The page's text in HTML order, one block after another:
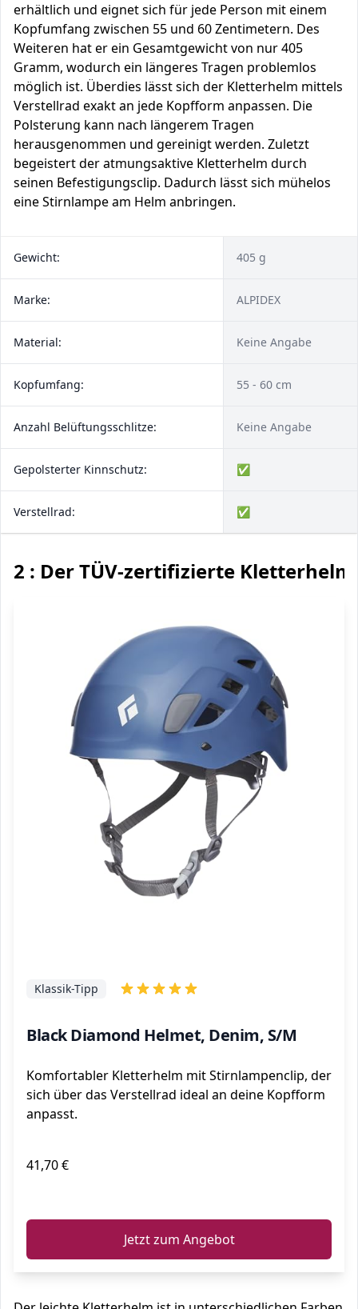
erhältlich und eignet sich für jede Person mit einem
Kopfumfang zwischen 55 und 60 Zentimetern. Des
Weiteren hat er ein Gesamtgewicht von nur 405
Gramm, wodurch ein längeres Tragen problemlos
möglich ist. Überdies lässt sich der Kletterhelm mittels
Verstellrad exakt an jede Kopfform anpassen. Die
Polsterung kann nach längerem Tragen
herausgenommen und gereinigt werden. Zuletzt
begeistert der atmungsaktive Kletterhelm durch
seinen Befestigungsclip. Dadurch lässt sich mühelos
eine Stirnlampe am Helm anbringen.
Gewicht: 405 g
Marke: ALPIDEX
Material: Keine Angabe
Kopfumfang: 55 - 60 cm
Anzahl Be­lüf­tungs­schlit­ze: Keine Angabe
Gepolsterter Kinnschutz: ✅
Verstellrad: ✅
2 : Der TÜV-zertifizierte Kletterhelm
Black Diamond Helmet, Denim, S/M
Klassik-Tipp
Komfortabler Kletterhelm mit Stirnlampenclip, der
sich über das Verstellrad ideal an deine Kopfform
anpasst.
41,70 €
Jetzt zum Angebot